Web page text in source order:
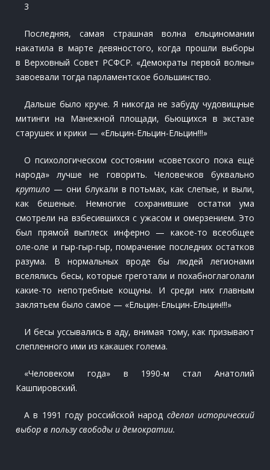
3
Последняя, самая страшная волна ельциномании
накатила в марте девяностого, когда прошли выборы
в Верховный Совет РСФСР. «Демократы первой волны»
завоевали тогда парламентское большинство.
Дальше было круче. Я никогда не забуду чудовищные
митинги на Манежной площади, бьющихся в экстазе
старушек и крики — «Ельцин-Ельцин-Ельцин!!!»
О психологическом состоянии «советского пока ещё
народа» лучше не говорить. Человечков буквально
крутило — они блукали в потьмах, как слепые, и выли,
как бешеные. Немногие сохранившие остатки ума
смотрели на взбесившихся с ужасом и омерзением. Это
был прямой выплеск инферно — какое-то всеобщее
оле-оле и гыр-гыр-гыр, помрачение последних остатков
разума. В нормальных вроде бы людей легионами
вселялись бесы, которые греготали и похабноглаголали
какие-то непотребные кощуны. И среди них главным
заклятьем было самое — «Ельцин-Ельцин-Ельцин!!!»
И бесы уссывались в аду, внимая тому, как призывают
слепленного ими из какашек голема.
«Человеком года» в 1990-м стал Анатолий
Кашпировский.
А в 1991 году российской народ сделал исторический
выбор в пользу свободы и демократии.